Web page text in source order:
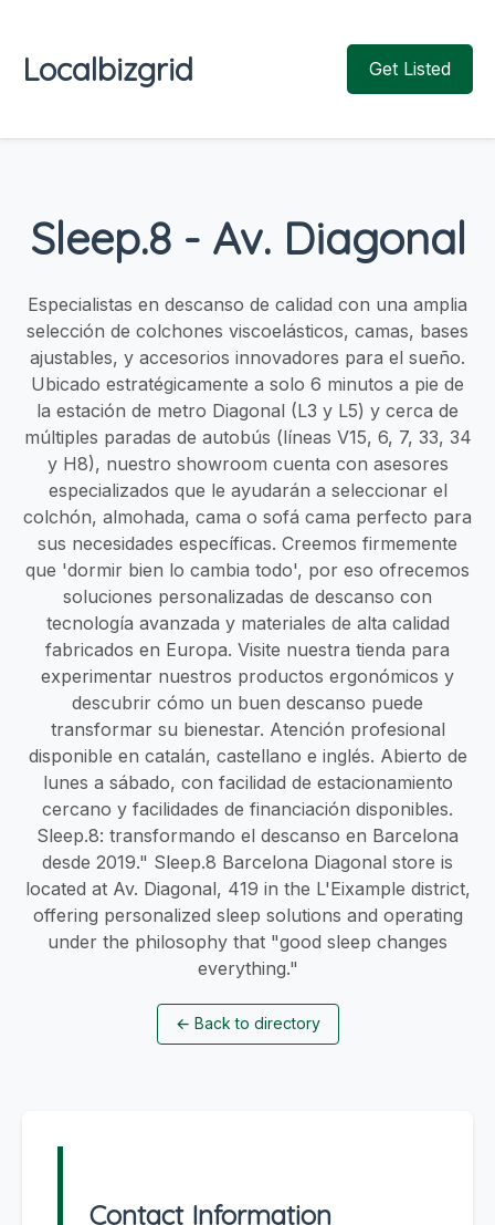
Localbizgrid Get Listed
Sleep.8 - Av. Diagonal
Especialistas en descanso de calidad con una amplia
selección de colchones viscoelásticos, camas, bases
ajustables, y accesorios innovadores para el sueño.
Ubicado estratégicamente a solo 6 minutos a pie de
la estación de metro Diagonal (L3 y L5) y cerca de
múltiples paradas de autobús (líneas V15, 6, 7, 33, 34
y H8), nuestro showroom cuenta con asesores
especializados que le ayudarán a seleccionar el
colchón, almohada, cama o sofá cama perfecto para
sus necesidades específicas. Creemos firmemente
que 'dormir bien lo cambia todo', por eso ofrecemos
soluciones personalizadas de descanso con
tecnología avanzada y materiales de alta calidad
fabricados en Europa. Visite nuestra tienda para
experimentar nuestros productos ergonómicos y
descubrir cómo un buen descanso puede
transformar su bienestar. Atención profesional
disponible en catalán, castellano e inglés. Abierto de
lunes a sábado, con facilidad de estacionamiento
cercano y facilidades de financiación disponibles.
Sleep.8: transformando el descanso en Barcelona
desde 2019." Sleep.8 Barcelona Diagonal store is
located at Av. Diagonal, 419 in the L'Eixample district,
offering personalized sleep solutions and operating
under the philosophy that "good sleep changes
everything."
← Back to directory
Contact Information